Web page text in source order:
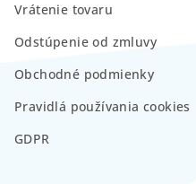
Vrátenie tovaru
Odstúpenie od zmluvy
Obchodné podmienky
Pravidlá používania cookies
GDPR